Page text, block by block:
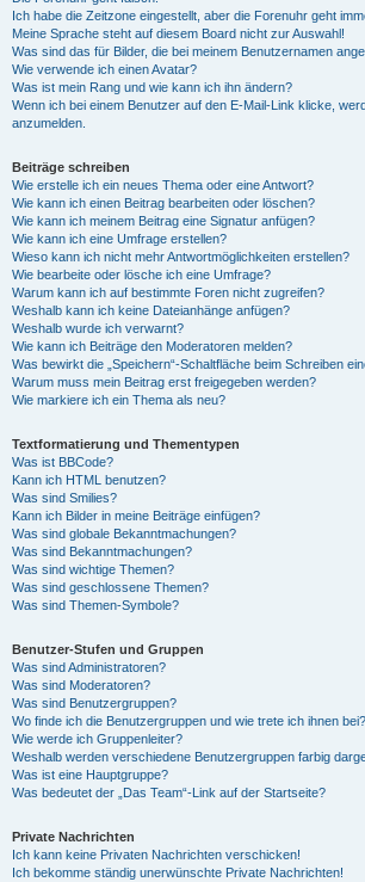
Ich habe die Zeitzone eingestellt, aber die Forenuhr geht
Meine Sprache steht auf diesem Board nicht zur Auswahl!
Was sind das für Bilder, die bei meinem Benutzernamen
Wie verwende ich einen Avatar?
Was ist mein Rang und wie kann ich ihn ändern?
Wenn ich bei einem Benutzer auf den E-Mail-Link klicke,
anzumelden.
Beiträge schreiben
Wie erstelle ich ein neues Thema oder eine Antwort?
Wie kann ich einen Beitrag bearbeiten oder löschen?
Wie kann ich meinem Beitrag eine Signatur anfügen?
Wie kann ich eine Umfrage erstellen?
Wieso kann ich nicht mehr Antwortmöglichkeiten erstellen?
Wie bearbeite oder lösche ich eine Umfrage?
Warum kann ich auf bestimmte Foren nicht zugreifen?
Weshalb kann ich keine Dateianhänge anfügen?
Weshalb wurde ich verwarnt?
Wie kann ich Beiträge den Moderatoren melden?
Was bewirkt die „Speichern“-Schaltfläche beim Schreiben
Warum muss mein Beitrag erst freigegeben werden?
Wie markiere ich ein Thema als neu?
Textformatierung und Thementypen
Was ist BBCode?
Kann ich HTML benutzen?
Was sind Smilies?
Kann ich Bilder in meine Beiträge einfügen?
Was sind globale Bekanntmachungen?
Was sind Bekanntmachungen?
Was sind wichtige Themen?
Was sind geschlossene Themen?
Was sind Themen-Symbole?
Benutzer-Stufen und Gruppen
Was sind Administratoren?
Was sind Moderatoren?
Was sind Benutzergruppen?
Wo finde ich die Benutzergruppen und wie trete ich ihnen bei?
Wie werde ich Gruppenleiter?
Weshalb werden verschiedene Benutzergruppen farbig
Was ist eine Hauptgruppe?
Was bedeutet der „Das Team“-Link auf der Startseite?
Private Nachrichten
Ich kann keine Privaten Nachrichten verschicken!
Ich bekomme ständig unerwünschte Private Nachrichten!